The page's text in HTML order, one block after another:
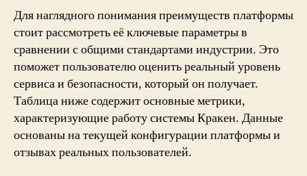
Для наглядного понимания преимуществ платформы
стоит рассмотреть её ключевые параметры в
сравнении с общими стандартами индустрии. Это
поможет пользователю оценить реальный уровень
сервиса и безопасности, который он получает.
Таблица ниже содержит основные метрики,
характеризующие работу системы Кракен. Данные
основаны на текущей конфигурации платформы и
отзывах реальных пользователей.